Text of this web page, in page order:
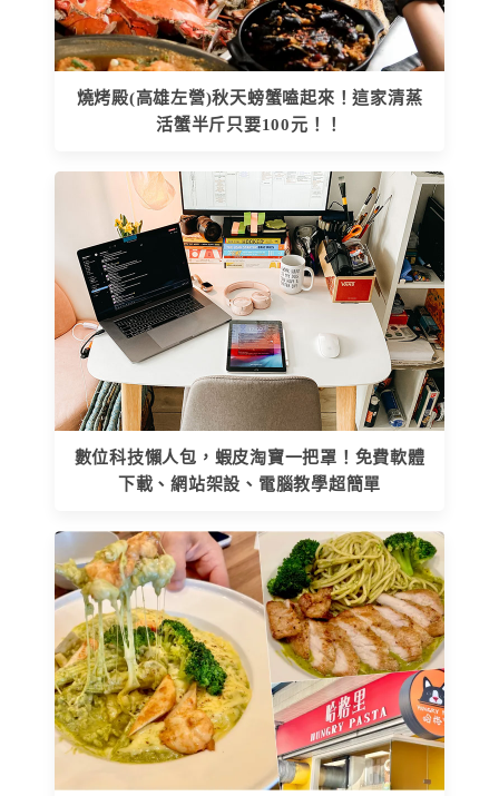
燒烤殿(高雄左營)秋天螃蟹嗑起來！這家清蒸
活蟹半斤只要100元！！
數位科技懶人包，蝦皮淘寶一把罩！免費軟體
下載、網站架設、電腦教學超簡單